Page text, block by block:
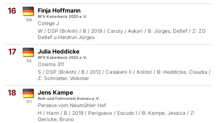
16
109
Finja Hoffmann
RFV Kakerbeck 2025 e.V.
Colege J
W / DSP (BrAnh) / B / 2019 / Caroly / Askari / B: Jürges, Detlef / Z: ZG
Detlef u.Heidrun Jürges
17
114
Julia Heddicke
RFV Kakerbeck 2025 e.V.
Cosima 311
S / DSP (BrAnh) / B / 2012 / Casskeni II / Kolibri / B: Heddicke, Claudia /
Z: Schroeter, Volkmar
18
171
Jens Kampe
Reit-und Fahrverein Kunrau e.V.
Perseus vom Neumühler Hof
H / Hann / B / 2019 / Perigueux / Escudo I / B: Kampe, Jessica / Z:
Gericke, Bruno